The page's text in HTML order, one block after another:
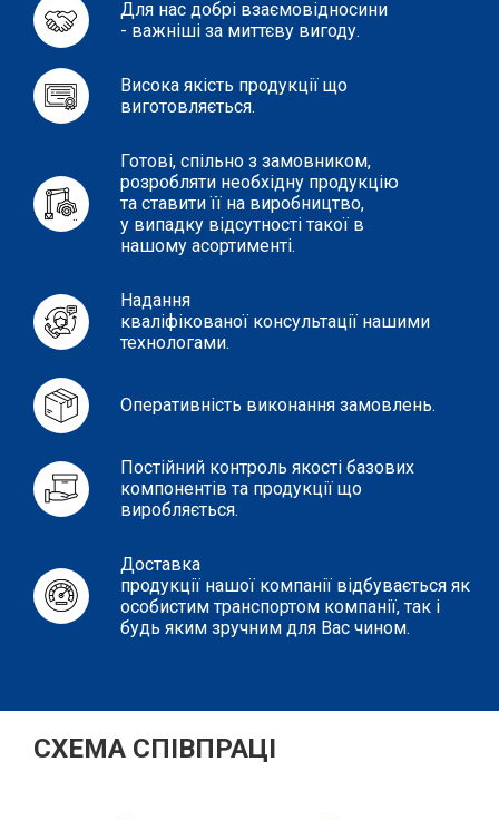
Для нас добрі взаємовідносини
- важніші за миттєву вигоду.
Висока якість продукції що
виготовляється.
Готові, спільно з замовником,
розробляти необхідну продукцію
та ставити її на виробництво,
у випадку відсутності такої в
нашому асортименті.
Надання
кваліфікованої консультації нашими
технологами.
Оперативність виконання замовлень.
Постійний контроль якості базових
компонентів та продукції що
виробляється.
Доставка
продукції нашої компанії відбувається як
особистим транспортом компанії, так і
будь яким зручним для Вас чином.
СХЕМА СПІВПРАЦІ